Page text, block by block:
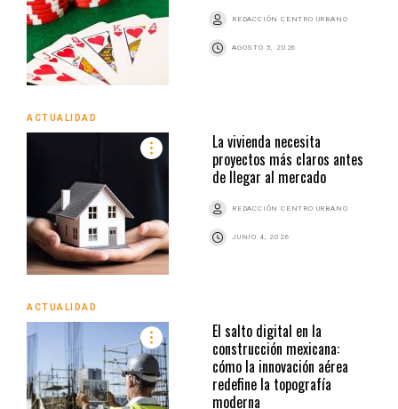
REDACCIÓN CENTRO URBANO
AGOSTO 5, 2026
ACTUALIDAD
La vivienda necesita
proyectos más claros antes
de llegar al mercado
REDACCIÓN CENTRO URBANO
JUNIO 4, 2026
ACTUALIDAD
El salto digital en la
construcción mexicana:
cómo la innovación aérea
redefine la topografía
moderna